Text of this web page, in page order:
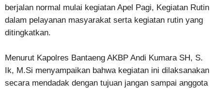
berjalan normal mulai kegiatan Apel Pagi, Kegiatan Rutin
dalam pelayanan masyarakat serta kegiatan rutin yang
ditingkatkan.
Menurut Kapolres Bantaeng AKBP Andi Kumara SH, S.
Ik, M.Si menyampaikan bahwa kegiatan ini dilaksanakan
secara mendadak dengan tujuan jangan sampai anggota